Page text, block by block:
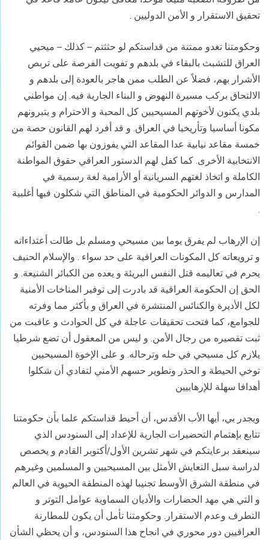
تحقيق الاستقرار و الأمن الدوليين .
وحكومتنا تغدو ممتنة من قداستكم لو حثثتم – كذلك – ميحيي
العراق للتشبث بالبقاء في بلدهم و تفويت الفرصة على تربص
الأشرار بهم، فضلاً عن الطلب ممن هاجر بالعودة إلى بلدهم و
الالتحاق بركب مسيرة النهوض و البناء الجارية فيه. إن مواطني
بلدي يكنون لأخوتهم المسيحيين كل المحبة و الاحترام و يتبرونهم
مكونا أساسيا وتأريخيا في العراق. و قد أفرد لهم القانون حصة من
خمسة مقاعد نيابية عدا المقاعد التي يفوزون بها ضمن القوائم
الانتخابية الأخرى. كما كفل لهم الدستور العراقي حقوق المواطنة
الكاملة و اتخاذ لغتهم السريانية أو الأرامية لغة رسمية في
المدارس و الدوائر الحكومية في المناطق التي شكلون فيها أغلبية
.
إن الإرهاب لم يفرق يوما بين مسيحي ومسلم بل طالت أعتداءاته
و ترويعاته كل المكونات العراقية على حد سواء . والإسلام الحنيف
يحرم في تعاليمه قتل النفس البريئة و يعده من الكبائر الشنيعة. و
الحق إن الحكومة العراقية قد بادرت إلى توفير المناخات الأمنية
لكل الأديرة والكنائس المنتشرة في العراق و بأكثر مما وفرته
للجوامع، كما فتحت تحقيقات عاجلة في كل الحوادث و عاقبت من
ثبت تقصيره من رجال الأمن. و ليس من المعقول أن تضع شرطيا
يلازم كل مسيحي في حله وترحاله. و على الإخوة المسيحيين
توخي الحيطة و الحذر وتطوير حسهم الأمني لتفادي أن شكلوا
أهدافا سهلة للإرهابيين
ويجدر بي، أيها الأب الأقدس، أن أحيط قداستكم علما بأن حكومتنا
تتابع بإهتمام التحضيرات الجارية للإعداد إلى السنودس الذي
سينعقد برعايتكم في شهر تشرين الأول/أكتوبر القادم و يخصص
لدراسة سبل التعايش الأمثل بين المسيحيين و المسلمين وغيرهم
في منطقة الشرق الأوسط تجنيبا لهذه المنطقة الحيوية في العالم
و التي هي مهد الحضارات والأديان السماوية عوامل التوتر و
التطرف وعدم الاستقرار. وحكومتنا تأمل أن يكون للمطارنة
العراقيين دور محوري في انجاح هذا السنودس، و أن يحظي الشأن